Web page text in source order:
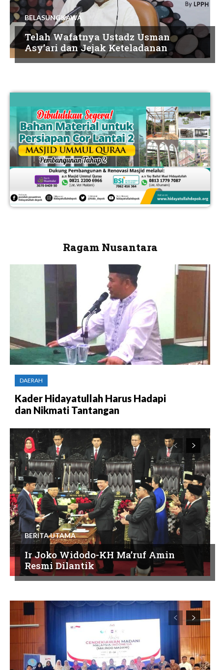
BELASUNGKAWA
Telah Wafatnya Ustadz Usman
Asy’ari dan Jejak Keteladanan
Ragam Nusantara
DAERAH
Kader Hidayatullah Harus Hadapi
dan Nikmati Tantangan
BERITA UTAMA
Ir Joko Widodo-KH Ma’ruf Amin
Resmi Dilantik